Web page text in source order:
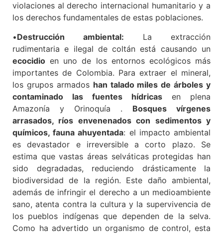
violaciones al derecho internacional humanitario y a
los derechos fundamentales de estas poblaciones.
•Destrucción ambiental: La extracción
rudimentaria e ilegal de coltán está causando un
ecocidio en uno de los entornos ecológicos más
importantes de Colombia. Para extraer el mineral,
los grupos armados han talado miles de árboles y
contaminado las fuentes hídricas en plena
Amazonía y Orinoquía . Bosques vírgenes
arrasados, ríos envenenados con sedimentos y
químicos, fauna ahuyentada: el impacto ambiental
es devastador e irreversible a corto plazo. Se
estima que vastas áreas selváticas protegidas han
sido degradadas, reduciendo drásticamente la
biodiversidad de la región. Este daño ambiental,
además de infringir el derecho a un medioambiente
sano, atenta contra la cultura y la supervivencia de
los pueblos indígenas que dependen de la selva.
Como ha advertido un organismo de control, esta